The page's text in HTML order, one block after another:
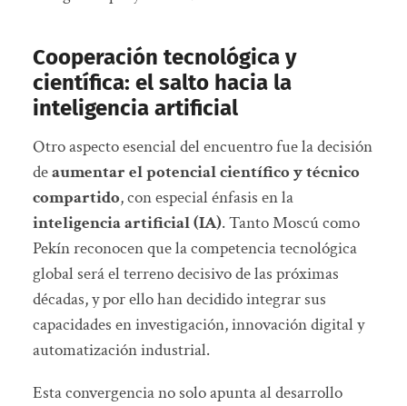
Cooperación tecnológica y
científica: el salto hacia la
inteligencia artificial
Otro aspecto esencial del encuentro fue la decisión
deaumentar el potencial científico y técnico
compartido, con especial énfasis en la
inteligencia artificial (IA). Tanto Moscú como
Pekín reconocen que la competencia tecnológica
global será el terreno decisivo de las próximas
décadas, y por ello han decidido integrar sus
capacidades en investigación, innovación digital y
automatización industrial.
Esta convergencia no solo apunta al desarrollo